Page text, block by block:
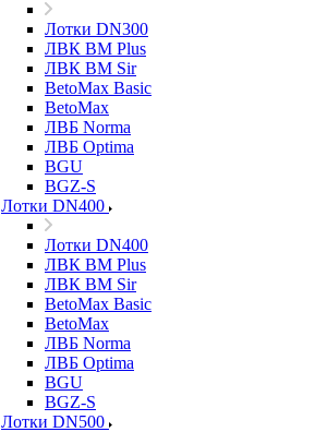
Лотки DN300
ЛВК ВМ Plus
ЛВК ВМ Sir
BetoMax Basic
BetoMax
ЛВБ Norma
ЛВБ Optima
BGU
BGZ-S
Лотки DN400
Лотки DN400
ЛВК ВМ Plus
ЛВК ВМ Sir
BetoMax Basic
BetoMax
ЛВБ Norma
ЛВБ Optima
BGU
BGZ-S
Лотки DN500